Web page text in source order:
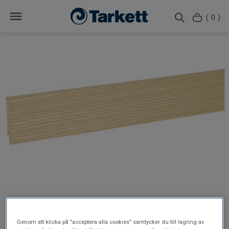
( 0 )
Genom att klicka på "acceptera alla cookies" samtycker du till lagring av